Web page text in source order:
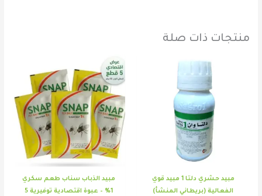
منتجات ذات صلة
مبيد حشري دلتا 1 مبيد قوي
الفعالية (بريطاني المنشأ)
مبيد الذباب سناب طعم سكري
1% – عبوة اقتصادية توفيرية 5